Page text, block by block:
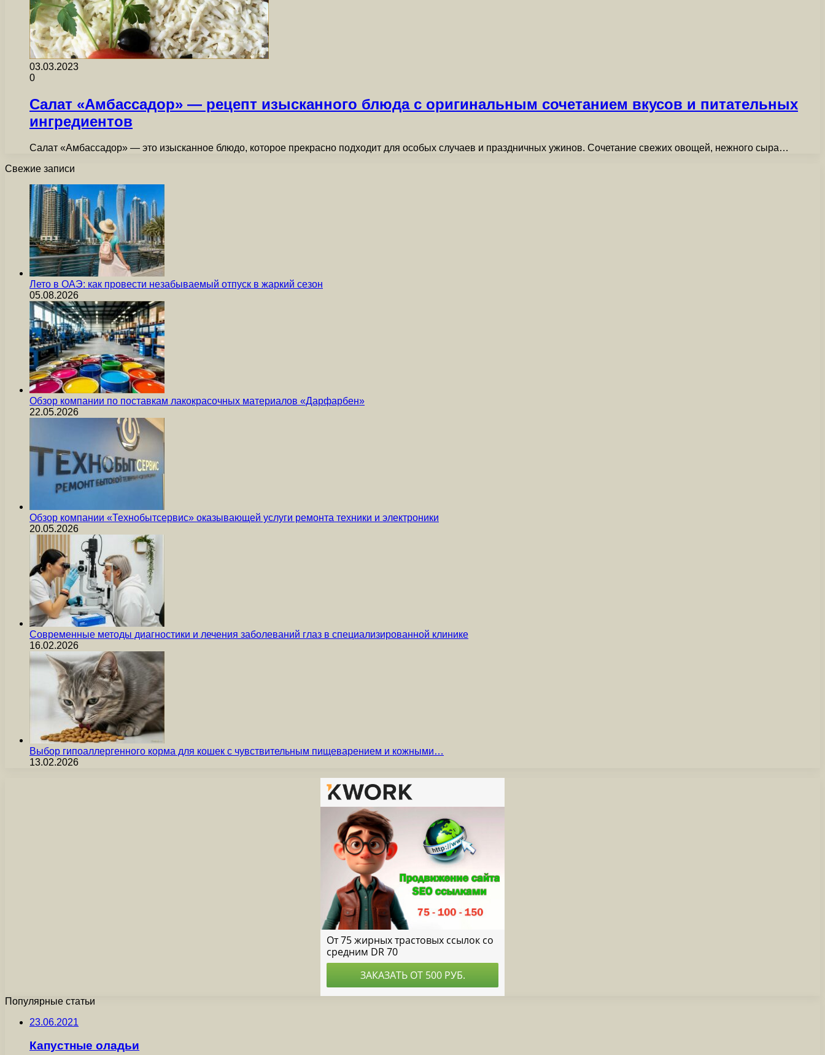
03.03.2023
0
Салат «Амбассадор» — рецепт изысканного блюда с оригинальным сочетанием вкусов и питательных
ингредиентов
Салат «Амбассадор» — это изысканное блюдо, которое прекрасно подходит для особых случаев и праздничных ужинов. Сочетание свежих овощей, нежного сыра…
Свежие записи
Лето в ОАЭ: как провести незабываемый отпуск в жаркий сезон
05.08.2026
Обзор компании по поставкам лакокрасочных материалов «Дарфарбен»
22.05.2026
Обзор компании «Технобытсервис» оказывающей услуги ремонта техники и электроники
20.05.2026
Современные методы диагностики и лечения заболеваний глаз в специализированной клинике
16.02.2026
Выбор гипоаллергенного корма для кошек с чувствительным пищеварением и кожными…
13.02.2026
Популярные статьи
23.06.2021
Капустные оладьи